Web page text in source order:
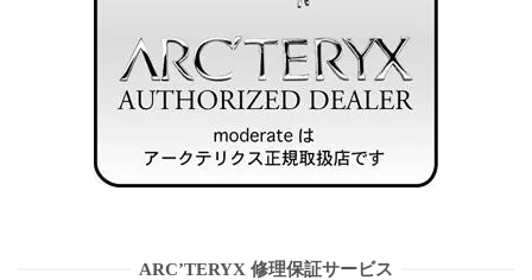
ARC’TERYX 修理保証サービス